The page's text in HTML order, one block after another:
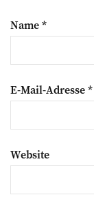
Name*
E-Mail-Adresse*
Website